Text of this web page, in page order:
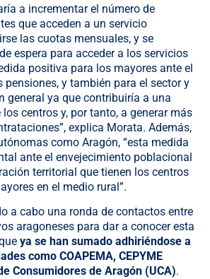
a incrementar el número de
que acceden a un servicio
las cuotas mensuales, y se
espera para acceder a los servicios
positiva para los mayores ante el
pensiones, y también para el sector y
general ya que contribuiría a una
centros y, por tanto, a generar más
explica Morata. Además,
como Aragón, “esta medida
ante el envejecimiento poblacional
territorial que tienen los centros
en el medio rural”.
a cabo una ronda de contactos entre
aragoneses para dar a conocer esta
ya se han sumado adhiriéndose a
como COAPEMA, CEPYME
Consumidores de Aragón (UCA).